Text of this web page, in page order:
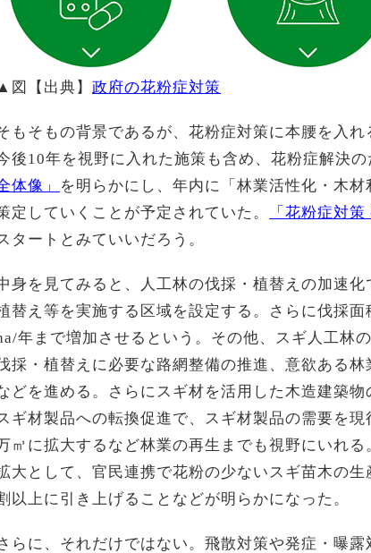
図【出典】 政府の花粉症対策
もそもの背景であるが、花粉症対策に本腰を入れ
後10年を視野に入れた施策も含め、花粉症解決
体像」
を明らかにし、年内に「林業活性化・木
定していくことが予定されていた。
「花粉症対
タートとみていいだろう。
身を見てみると、人工林の伐採・植替えの加速化
替え等を実施する区域を設定する。さらに伐採
年まで増加させるという。その他、スギ人工林
採・植替えに必要な路網整備の推進、意欲ある
どを進める。さらにスギ材を活用した木造建築
ギ材製品への転換促進で、スギ材製品の需要を
㎥に拡大するなど林業の再生までも視野にいれ
大として、官民連携で花粉の少ないスギ苗木の
以上に引き上げることなどが明らかになった。
らに、それだけではない。飛散対策や発症・曝